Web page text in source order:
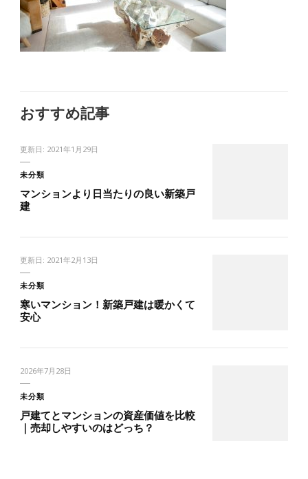
おすすめ記事
更新日: 2021年1月29日
未分類
マンションより日当たりの良い新築戸
建
更新日: 2021年2月13日
未分類
寒いマンション！新築戸建は暖かくて
安心
2026年7月28日
未分類
戸建てとマンションの資産価値を比較
｜売却しやすいのはどっち？